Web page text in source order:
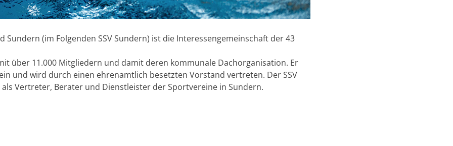
Sundern (im Folgenden SSV Sundern) ist die Interessengemeinschaft der 43
über 11.000 Mitgliedern und damit deren kommunale Dachorganisation. Er
und wird durch einen ehrenamtlich besetzten Vorstand vertreten. Der SSV
Vertreter, Berater und Dienstleister der Sportvereine in Sundern.